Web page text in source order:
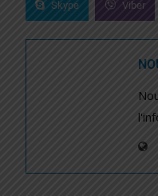
Skype Viber